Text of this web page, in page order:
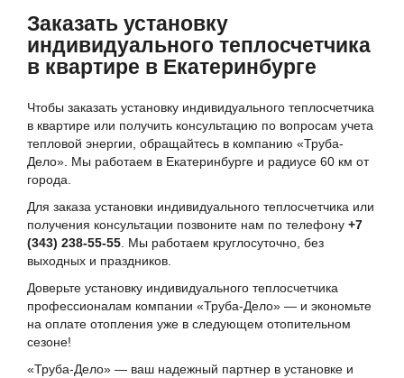
Заказать установку
индивидуального теплосчетчика
в квартире в Екатеринбурге
Чтобы заказать установку индивидуального теплосчетчика
в квартире или получить консультацию по вопросам учета
тепловой энергии, обращайтесь в компанию «Труба-
Дело». Мы работаем в Екатеринбурге и радиусе 60 км от
города.
Для заказа установки индивидуального теплосчетчика или
получения консультации позвоните нам по телефону +7
(343) 238-55-55 . Мы работаем круглосуточно, без
выходных и праздников.
Доверьте установку индивидуального теплосчетчика
профессионалам компании «Труба-Дело» — и экономьте
на оплате отопления уже в следующем отопительном
сезоне!
«Труба-Дело» — ваш надежный партнер в установке и